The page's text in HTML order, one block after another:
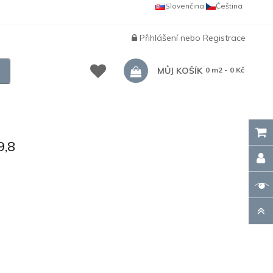
Čeština
Slovenčina
Přihlášenínebo Registrace
MŮJ KOŠÍK 0 m2 - 0 Kč